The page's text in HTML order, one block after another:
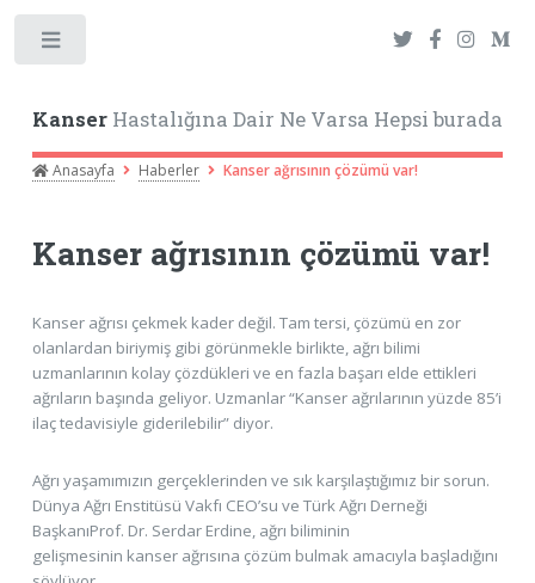
KanserHastalığına Dair Ne Varsa Hepsi burada
Anasayfa Haberler Kanser ağrısının çözümü var!
Kanser ağrısının çözümü var!
Kanser ağrısı çekmek kader değil. Tam tersi, çözümü en zor
olanlardan biriymiş gibi görünmekle birlikte, ağrı bilimi
uzmanlarının kolay çözdükleri ve en fazla başarı elde ettikleri
ağrıların başında geliyor. Uzmanlar “Kanser ağrılarının yüzde 85’i
ilaç tedavisiyle giderilebilir” diyor.
Ağrı yaşamımızın gerçeklerinden ve sık karşılaştığımız bir sorun.
Dünya Ağrı Enstitüsü Vakfı CEO’su ve Türk Ağrı Derneği
BaşkanıProf. Dr. Serdar Erdine, ağrı biliminin
gelişmesinin kanser ağrısına çözüm bulmak amacıyla başladığını